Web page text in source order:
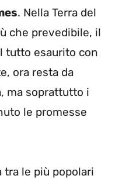
. Nella Terra del
che prevedibile, il
tutto esaurito con
ora resta da
ma soprattutto i
le promesse
tra le più popolari